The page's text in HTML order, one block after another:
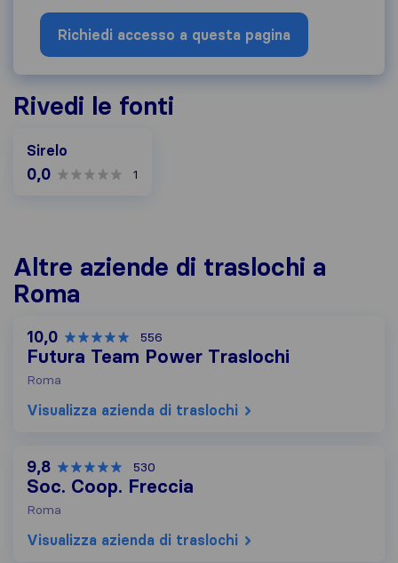
Richiedi accesso a questa pagina
Rivedi le fonti
Sirelo
0,0 1
Altre aziende di traslochi a
Roma
10,0 556
Futura Team Power Traslochi
Roma
Visualizza azienda di traslochi
9,8 530
Soc. Coop. Freccia
Roma
Visualizza azienda di traslochi